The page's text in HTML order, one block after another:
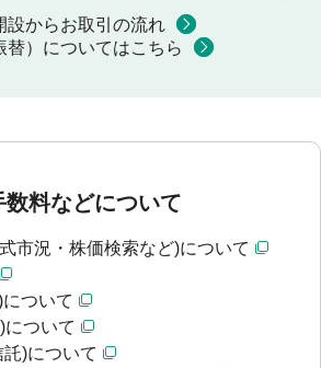
設からお取引の流れ
替）についてはこちら
数料などについて
市況・株価検索など)について
ついて
について
)について